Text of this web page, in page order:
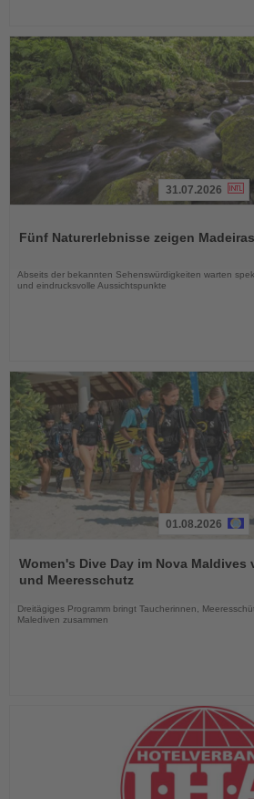
die
31.07.2026
Fünf Naturerlebnisse zeigen
Abseits der bekannten Sehenswürdigkeiten warten
und eindrucksvolle Aussichtspunkte
Sie
die
01.08.2026
Women's Dive Day im Nova
und Meeresschutz
Dreitägiges Programm bringt Taucherinnen,
Malediven zusammen